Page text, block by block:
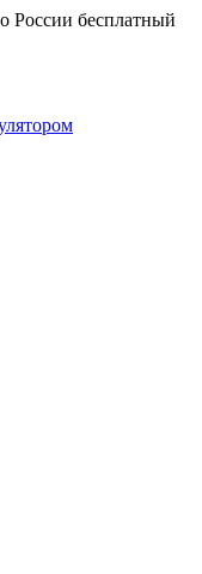
России бесплатный